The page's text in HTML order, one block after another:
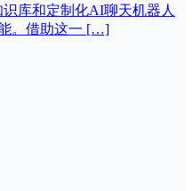
库和定制化AI聊天机器人
。借助这一 […]